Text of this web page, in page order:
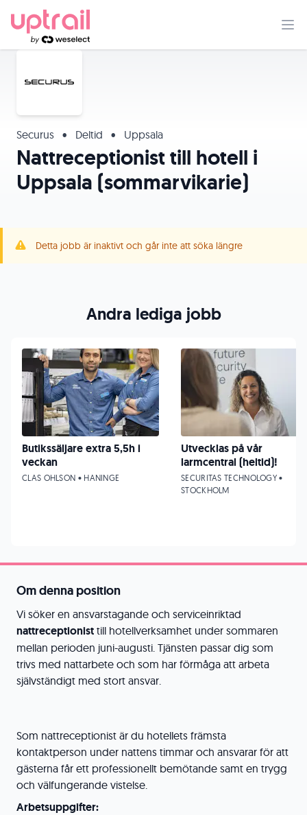
Securus • Deltid • Uppsala
Nattreceptionist till hotell i
Uppsala (sommarvikarie)
Detta jobb är inaktivt och går inte att söka längre
Om denna position
Vi söker en ansvarstagande och serviceinriktad
nattreceptionist till hotellverksamhet under sommaren
mellan perioden juni-augusti. Tjänsten passar dig som
trivs med nattarbete och som har förmåga att arbeta
självständigt med stort ansvar.
Som nattreceptionist är du hotellets främsta
kontaktperson under nattens timmar och ansvarar för att
gästerna får ett professionellt bemötande samt en trygg
och välfungerande vistelse.
Arbetsuppgifter:
Andra lediga jobb
Butikssäljare extra 5,5h i
veckan
CLAS OHLSON • HANINGE
Utvecklas på vår
larmcentral (heltid)!
SECURITAS TECHNOLOGY •
STOCKHOLM